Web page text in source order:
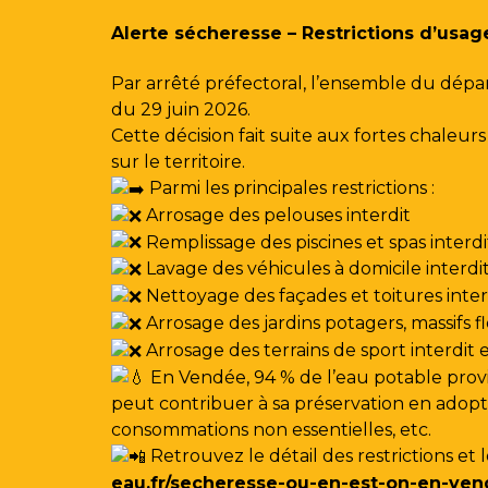
Alerte sécheresse – Restrictions
Par arrêté préfectoral, l’ensemble du
du 29 juin 2026.
Cette décision fait suite aux fortes
sur le territoire.
Parmi les principales restrictions :
Arrosage des pelouses interdit
Remplissage des piscines et spas
Lavage des véhicules à domicile interdit
Nettoyage des façades et toitures
Arrosage des jardins potagers,
Arrosage des terrains de sport interdit
En Vendée, 94 % de l’eau potable
peut contribuer à sa préservation en
consommations non essentielles, etc.
Retrouvez le détail des restrictions et
eau.fr/secheresse-ou-en-est-on-en-